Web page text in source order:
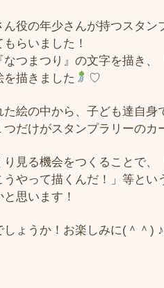
役の年少さんが持つスタ
らいました！
つまつり』の文字を描き
を描きました
♡
絵の中から、子ども達自身
だけがスタンプラリーのカ
見る機会をつくることで、
うやって描くんだ！」等と
思います！
ょうか！お楽しみに(＾＾) ♪